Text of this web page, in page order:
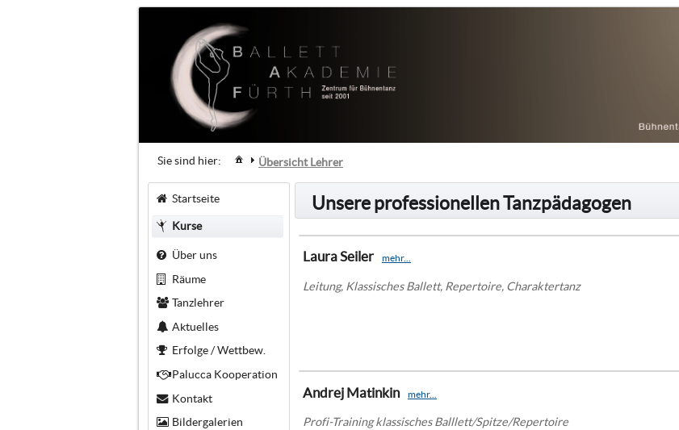
Sie sind hier: Übersicht Lehrer
Startseite
Kurse
Über uns
Räume
Tanzlehrer
Aktuelles
Erfolge / Wettbew.
Palucca Kooperation
Kontakt
Bildergalerien
Unsere professionellen Tanzpädagogen
Laura Seiler mehr...
Leitung, Klassisches Ballett, Repertoire, Charaktertanz
Andrej Matinkin mehr...
Profi-Training klassisches Balllett/Spitze/Repertoire